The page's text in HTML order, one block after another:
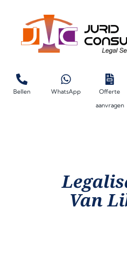
Bellen WhatsApp
Offerte
aanvragen
Van